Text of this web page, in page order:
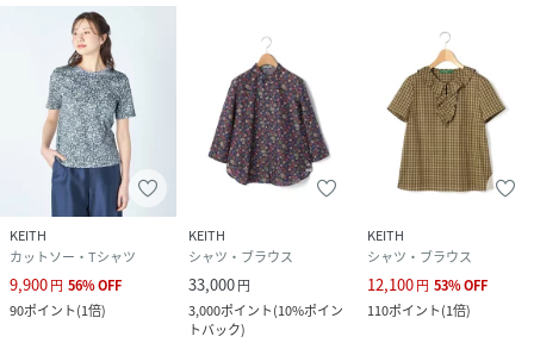
KEITH
カットソー・Tシャツ
9,900円 56%OFF
90ポイント(1倍)
KEITH
シャツ・ブラウス
33,000円
3,000ポイント(10%ポイン
トバック)
KEITH
シャツ・ブラウス
12,100円 53%OFF
110ポイント(1倍)